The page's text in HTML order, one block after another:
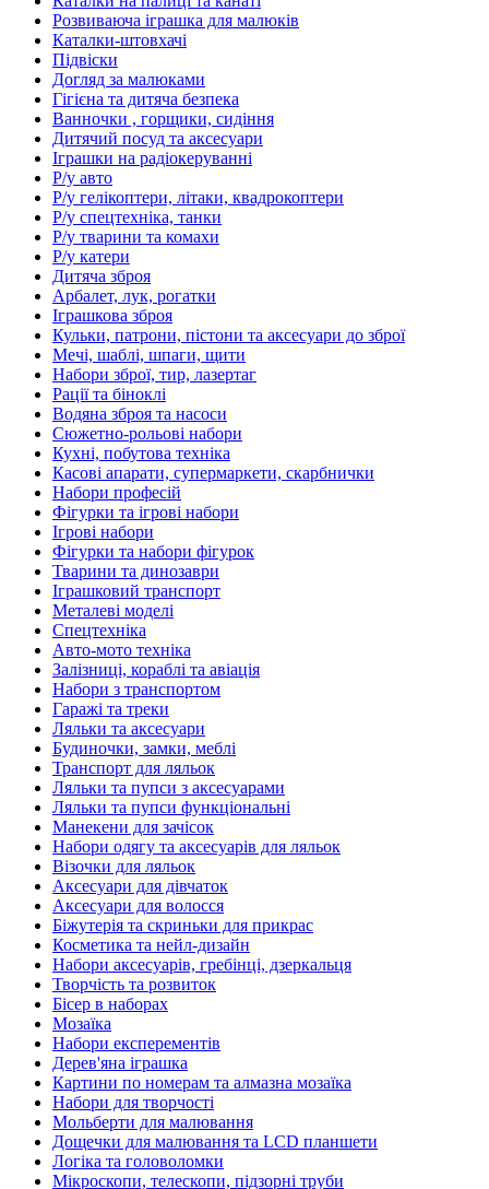
Розвиваюча іграшка для малюків
Каталки-штовхачі
Підвіски
Догляд за малюками
Гігієна та дитяча безпека
Ванночки , горщики, сидіння
Дитячий посуд та аксесуари
Іграшки на радіокеруванні
Р/у авто
Р/у гелікоптери, літаки, квадрокоптери
Р/у спецтехніка, танки
Р/у тварини та комахи
Р/у катери
Дитяча зброя
Арбалет, лук, рогатки
Іграшкова зброя
Кульки, патрони, пістони та аксесуари до зброї
Мечі, шаблі, шпаги, щити
Набори зброї, тир, лазертаг
Рації та біноклі
Водяна зброя та насоси
Сюжетно-рольові набори
Кухні, побутова техніка
Касові апарати, супермаркети, скарбнички
Набори професій
Фігурки та ігрові набори
Ігрові набори
Фігурки та набори фігурок
Тварини та динозаври
Іграшковий транспорт
Металеві моделі
Спецтехніка
Авто-мото техніка
Залізниці, кораблі та авіація
Набори з транспортом
Гаражі та треки
Ляльки та аксесуари
Будиночки, замки, меблі
Транспорт для ляльок
Ляльки та пупси з аксесуарами
Ляльки та пупси функціональні
Манекени для зачісок
Набори одягу та аксесуарів для ляльок
Візочки для ляльок
Аксесуари для дівчаток
Аксесуари для волосся
Біжутерія та скриньки для прикрас
Косметика та нейл-дизайн
Набори аксесуарів, гребінці, дзеркальця
Творчість та розвиток
Бісер в наборах
Мозаїка
Набори експерементів
Дерев'яна іграшка
Картини по номерам та алмазна мозаїка
Набори для творчості
Мольберти для малювання
Дощечки для малювання та LCD планшети
Логіка та головоломки
Мікроскопи, телескопи, підзорні труби